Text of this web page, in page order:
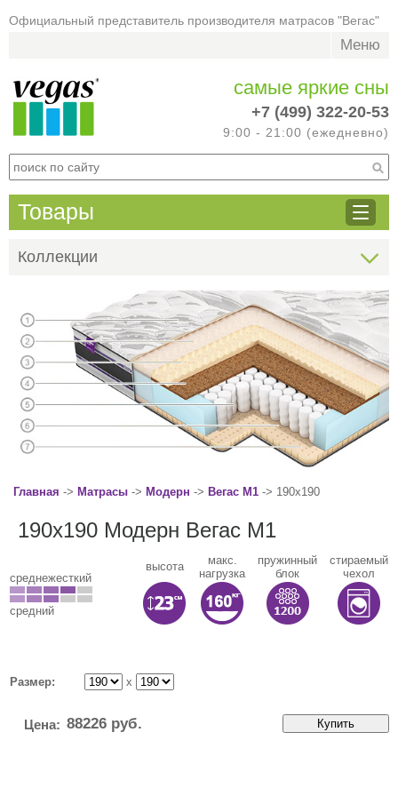
Официальный представитель производителя матрасов "Вегас"
Меню
самые яркие сны
+7 (499) 322-20-53
9:00 - 21:00 (ежедневно)
Товары
Коллекции
Главная -> Матрасы -> Модерн -> Вегас M1 -> 190x190
190x190 Модерн Вегас M1
среднежесткий
средний
высота
макс.
нагрузка
пружинный
блок
стираемый
чехол
Размер: x
Цена: 88226 руб.